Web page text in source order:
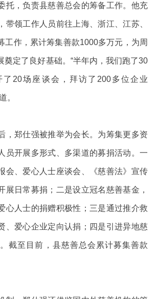
托，负责县慈善总会的筹备工作。他充
带领工作人员前往上海、浙江、江苏、
工作，累计筹集善款1000多万元，为周
奠定了良好基础。“半年内，我们跑了30
了20场座谈会，拜访了200多位企业
。
，郑仕强被推举为会长。为筹集更多资
员开展多形式、多渠道的募捐活动。一
会、爱心人士座谈会、《慈善法》宣传
展日常募捐；二是设立冠名慈善基金，
心人士的捐赠积极性；三是通过推介救
、爱心企业定向认捐；四是引进异地慈
截至目前，县慈善总会累计募集善款